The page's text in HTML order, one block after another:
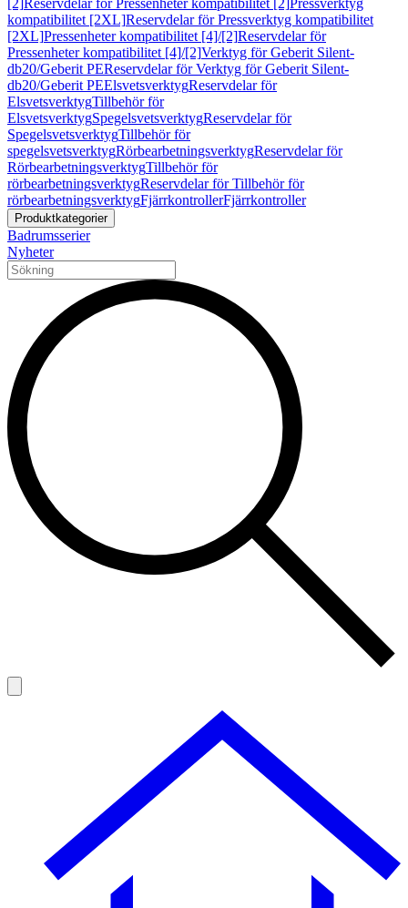
[2]Reservdelar för Pressenheter kompatibilitet [2]Pressverktyg
kompatibilitet [2XL]Reservdelar för Pressverktyg kompatibilitet
[2XL]Pressenheter kompatibilitet [4]/[2]Reservdelar för
Pressenheter kompatibilitet [4]/[2]Verktyg för Geberit Silent-
db20/Geberit PEReservdelar för Verktyg för Geberit Silent-
db20/Geberit PEElsvetsverktygReservdelar för
ElsvetsverktygTillbehör för
ElsvetsverktygSpegelsvetsverktygReservdelar för
SpegelsvetsverktygTillbehör för
spegelsvetsverktygRörbearbetningsverktygReservdelar för
RörbearbetningsverktygTillbehör för
rörbearbetningsverktygReservdelar för Tillbehör för
rörbearbetningsverktygFjärrkontrollerFjärrkontroller
Produktkategorier
Badrumsserier
Nyheter